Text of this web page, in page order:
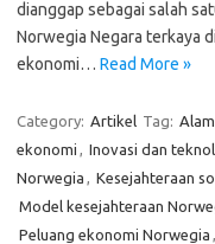
dianggap sebagai salah
Norwegia Negara terkaya
ekonomi… Read More »
Category: Artikel Tag:
ekonomi , Inovasi dan
Norwegia , Kesejahteraan
Model kesejahteraan
Peluang ekonomi Norwegia ,